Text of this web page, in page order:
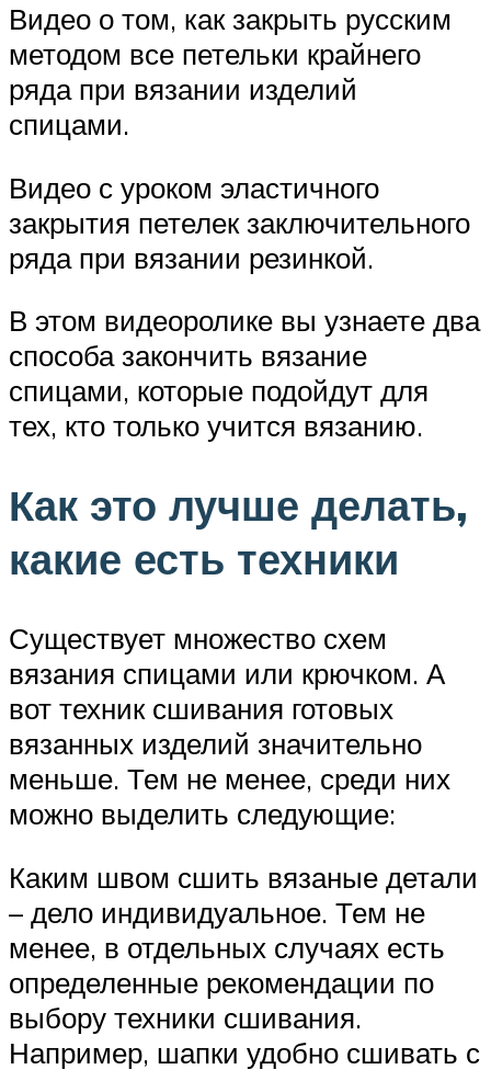
Видео о том, как закрыть русским
методом все петельки крайнего
ряда при вязании изделий
спицами.
Видео с уроком эластичного
закрытия петелек заключительного
ряда при вязании резинкой.
В этом видеоролике вы узнаете два
способа закончить вязание
спицами, которые подойдут для
тех, кто только учится вязанию.
Как это лучше делать,
какие есть техники
Существует множество схем
вязания спицами или крючком. А
вот техник сшивания готовых
вязанных изделий значительно
меньше. Тем не менее, среди них
можно выделить следующие:
Каким швом сшить вязаные детали
– дело индивидуальное. Тем не
менее, в отдельных случаях есть
определенные рекомендации по
выбору техники сшивания.
Например, шапки удобно сшивать с